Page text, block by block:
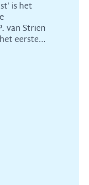
is het
van Strien
eerste